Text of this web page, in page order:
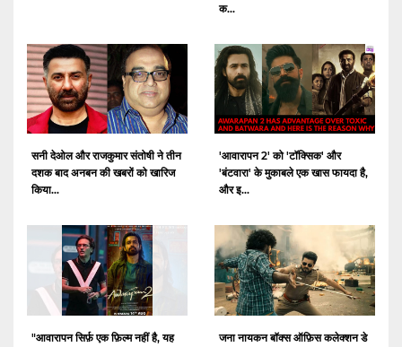
क...
सनी देओल और राजकुमार संतोषी ने तीन
दशक बाद अनबन की खबरों को खारिज
किया...
'आवारापन 2' को 'टॉक्सिक' और
'बंटवारा' के मुकाबले एक खास फायदा है,
और इ...
"आवारापन सिर्फ़ एक फ़िल्म नहीं है, यह
जना नायकन बॉक्स ऑफ़िस कलेक्शन डे